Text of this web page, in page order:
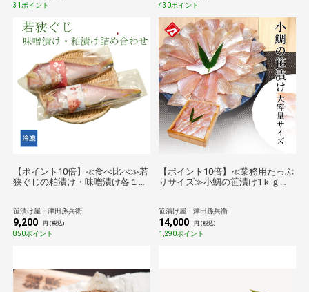
31ポイント 430ポイント
【ポイント10倍】≪食べ比べ≫若
狭ぐじの粕漬け・味噌漬け各１尾
日】【お歳暮】
笹漬け屋・津田孫兵衛
9,200 円 (税込)
850ポイント
【ポイント10倍】≪業務用たっぷ
りサイズ≫小鯛の笹漬け1ｋｇ
日】【お歳暮】
笹漬け屋・津田孫兵衛
14,000 円 (税込)
1,290ポイント